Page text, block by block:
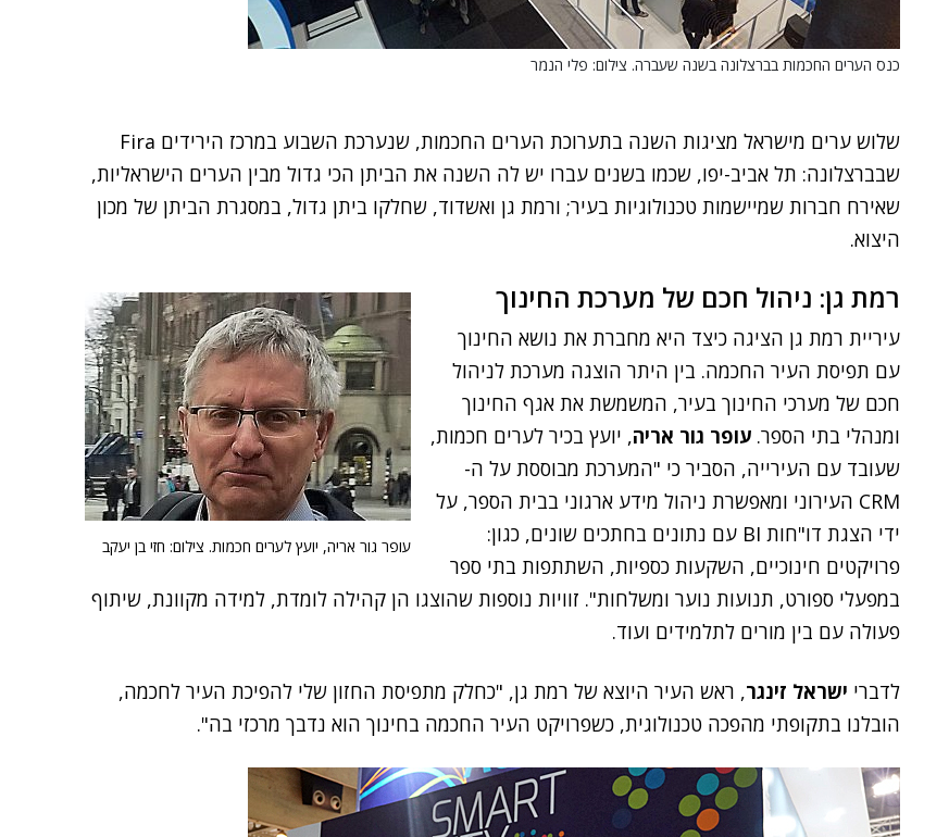
כנס הערים החכמות בברצלונה בשנה שעברה. צילום: פלי הנמר
שלוש ערים מישראל מציגות השנה בתערוכת הערים החכמות, שנערכת השבוע במרכז הירידים Fira
שבברצלונה: תל אביב-יפו, שכמו בשנים עברו יש לה השנה את הביתן הכי גדול מבין הערים הישראליות,
שאירח חברות שמיישמות טכנולוגיות בעיר; ורמת גן ואשדוד, שחלקו ביתן גדול, במסגרת הביתן של מכון
היצוא.
עופר גור אריה, יועץ לערים חכמות. צילום: חזי בן יעקב
רמת גן: ניהול חכם של מערכת החינוך
עיריית רמת גן הציגה כיצד היא מחברת את נושא החינוך
עם תפיסת העיר החכמה. בין היתר הוצגה מערכת לניהול
חכם של מערכי החינוך בעיר, המשמשת את אגף החינוך
ומנהלי בתי הספר. עופר גור אריה, יועץ בכיר לערים חכמות,
שעובד עם העירייה, הסביר כי "המערכת מבוססת על ה-
CRM העירוני ומאפשרת ניהול מידע ארגוני בבית הספר, על
ידי הצגת דו"חות BI עם נתונים בחתכים שונים, כגון:
פרויקטים חינוכיים, השקעות כספיות, השתתפות בתי ספר
במפעלי ספורט, תנועות נוער ומשלחות". זוויות נוספות שהוצגו הן קהילה לומדת, למידה מקוונת, שיתוף
פעולה עם בין מורים לתלמידים ועוד.
לדברי ישראל זינגר, ראש העיר היוצא של רמת גן, "כחלק מתפיסת החזון שלי להפיכת העיר לחכמה,
הובלנו בתקופתי מהפכה טכנולוגית, כשפרויקט העיר החכמה בחינוך הוא נדבך מרכזי בה".